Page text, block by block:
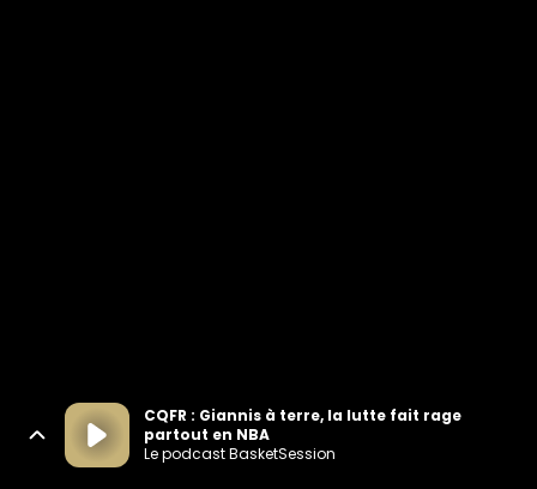
CQFR : Giannis à terre, la lutte fait rage
partout en NBA
Le podcast BasketSession